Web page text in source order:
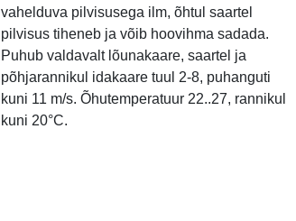
vahelduva pilvisusega ilm, õhtul saartel
pilvisus tiheneb ja võib hoovihma sadada.
Puhub valdavalt lõunakaare, saartel ja
põhjarannikul idakaare tuul 2-8, puhanguti
kuni 11 m/s. Õhutemperatuur 22..27, rannikul
kuni 20°C.